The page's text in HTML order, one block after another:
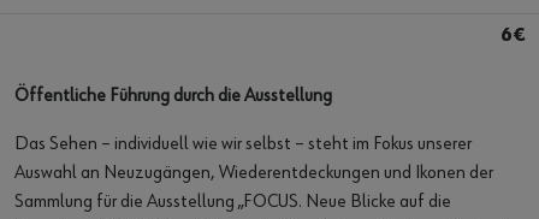
6€
Öffentliche Führung durch die Ausstellung
Das Sehen – individuell wie wir selbst – steht im Fokus unserer
Auswahl an Neuzugängen, Wiederentdeckungen und Ikonen der
Sammlung für die Ausstellung „FOCUS. Neue Blicke auf die